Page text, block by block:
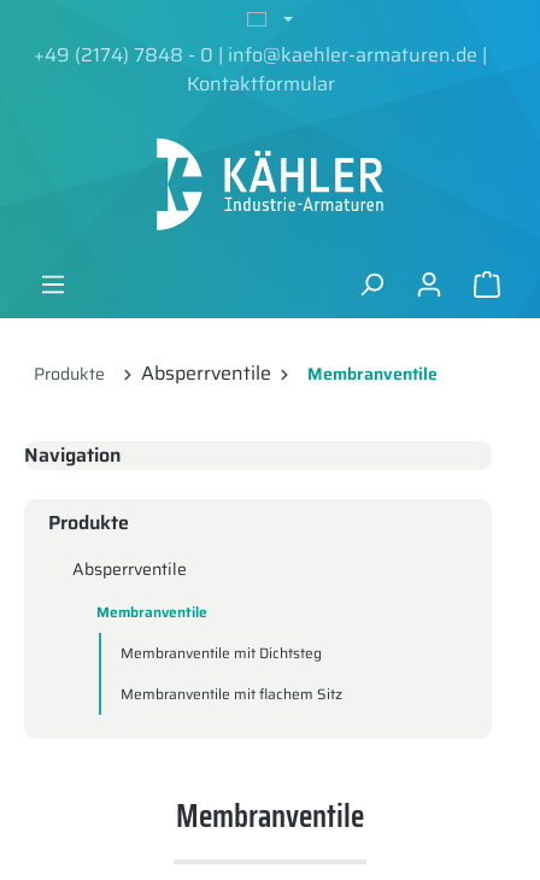
+49 (2174) 7848 - 0 | info@kaehler-armaturen.de |
Kontaktformular
Produkte Absperrventile Membranventile
Navigation
Produkte
Absperrventile
Membranventile
Membranventile mit Dichtsteg
Membranventile mit flachem Sitz
Membranventile